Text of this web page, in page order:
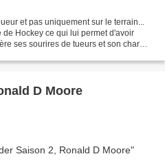
et pas uniquement sur le terrain...
Hockey ce qui lui permet d'avoir
ses sourires de tueurs et son charme
D Moore